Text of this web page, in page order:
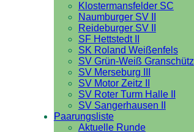
Klostermansfelder SC
Naumburger SV II
Reideburger SV II
SF Hettstedt II
SK Roland Weißenfels
SV Grün-Weiß Granschütz
SV Merseburg III
SV Motor Zeitz II
SV Roter Turm Halle II
SV Sangerhausen II
Paarungsliste
Aktuelle Runde